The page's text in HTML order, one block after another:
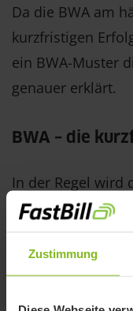
Zustimmung
Da die BWA am
kurzfristigen
ein BWA-Muster
genauer erklärt.
BWA – die
In der Regel wird
Auswertung in
Spalten. Neben